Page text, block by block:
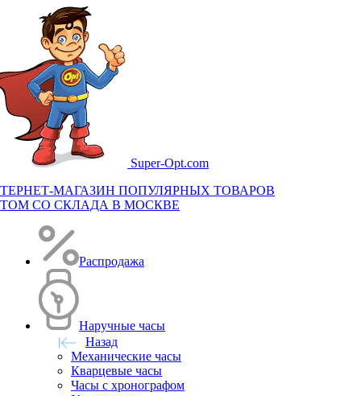
Super-Opt.com
МАГАЗИН ПОПУЛЯРНЫХ ТОВАРОВ
СО СКЛАДА В МОСКВЕ
Распродажа
Наручные часы
Назад
Механические часы
Кварцевые часы
Часы с хронографом